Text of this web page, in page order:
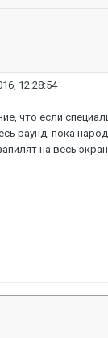
12:28:54
что если
раунд, пока
на весь